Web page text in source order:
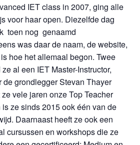
IET class in 2007, ging alle
voor haar open. Diezelfde dag
toen nog genaamd
was daar de naam, de website,
hoe het allemaal begon. Twee
al een IET Master-Instructor,
grondlegger Stevan Thayer
vele jaren onze Top Teacher
ze sinds 2015 ook één van de
Daarnaast heeft ze ook een
cursussen en workshops die ze